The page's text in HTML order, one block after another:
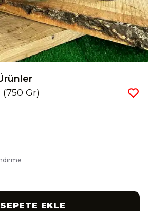
Gr)
SEPETE EKLE